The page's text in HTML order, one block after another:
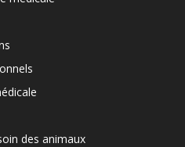
des animaux